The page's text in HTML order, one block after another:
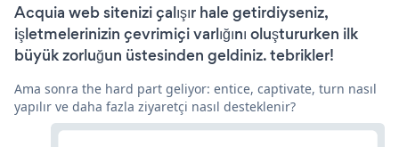
Acquia web sitenizi çalışır hale getirdiyseniz,
işletmelerinizin çevrimiçi varlığını oluştururken ilk
büyük zorluğun üstesinden geldiniz. tebrikler!
Ama sonra the hard part geliyor: entice, captivate, turn nasıl
yapılır ve daha fazla ziyaretçi nasıl desteklenir?